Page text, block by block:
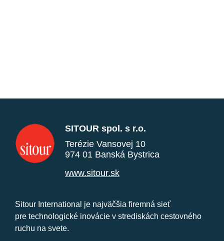
SITOUR spol. s r.o.
Terézie Vansovej 10
974 01 Banská Bystrica
www.sitour.sk
Sitour International je najväčšia firemná sieť
pre technologické inovácie v strediskách cestovného
ruchu na svete.